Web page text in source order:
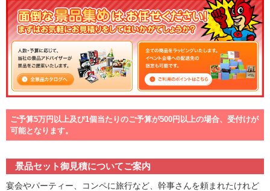
ご予算5万円以上及び1個当たりのご予算が500円以上の場合、受付けが
可能となります。
景品セット御見積についてご案内
宴会やパーティー、コンペに旅行など、幹事さんを頼まれたけれど